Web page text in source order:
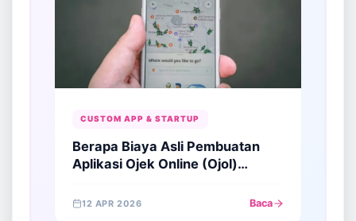
CUSTOM APP & STARTUP
Berapa Biaya Asli Pembuatan
Aplikasi Ojek Online (Ojol)
12 APR 2026 Baca